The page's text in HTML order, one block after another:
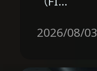
2026/08/03